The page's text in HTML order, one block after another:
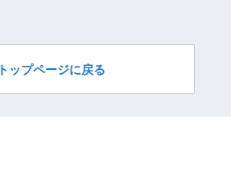
トップページに戻る